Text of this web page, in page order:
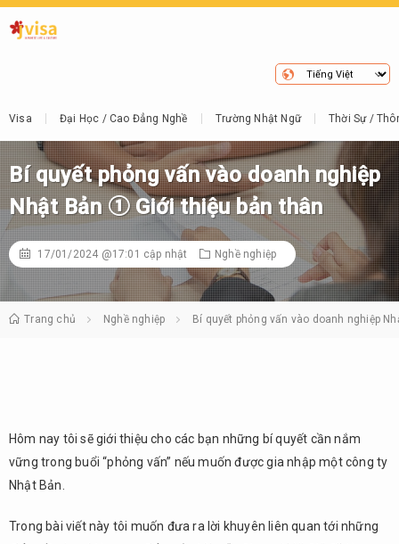
Visa Đại Học / Cao Đẳng Nghề Trường Nhật Ngữ Thời Sự /
Bí quyết phỏng vấn vào doanh nghiệp
Nhật Bản ① Giới thiệu bản thân
17/01/2024 @17:01 cập nhật Nghề nghiệp
Trang chủ Nghề nghiệp Bí quyết phỏng vấn vào doanh nghiệp
Hôm nay tôi sẽ giới thiệu cho các bạn những bí quyết cần nắm
vững trong buổi “phỏng vấn” nếu muốn được gia nhập một công ty
Nhật Bản.
Trong bài viết này tôi muốn đưa ra lời khuyên liên quan tới những